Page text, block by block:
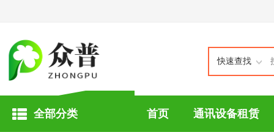
快速查找
全部分类 首页 通讯设备租赁